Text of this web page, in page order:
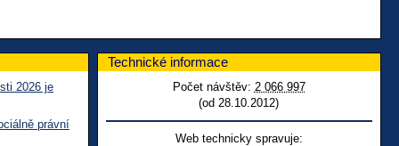
2026 je
právní
Technické informace
Počet návštěv: 2 066 997
(od 28.10.2012)
Web technicky spravuje: